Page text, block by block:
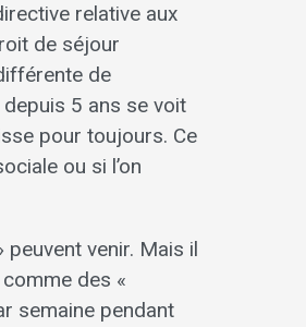
relative aux
de séjour
de
depuis 5 ans se voit
pour toujours. Ce
ou si l’on
venir. Mais il
des «
semaine pendant